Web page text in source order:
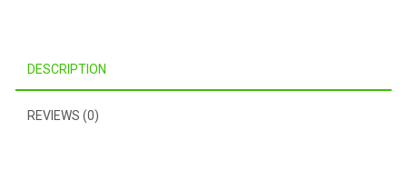
DESCRIPTION
REVIEWS (0)